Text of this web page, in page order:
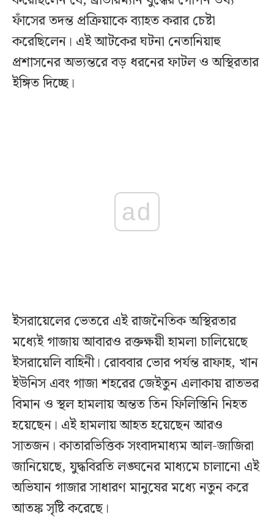
ফাঁসের তদন্ত প্রক্রিয়াকে ব্যাহত করার চেষ্টা
করেছিলেন। এই আটকের ঘটনা নেতানিয়াহু
প্রশাসনের অভ্যন্তরে বড় ধরনের ফাটল ও অস্থিরতার
ইঙ্গিত দিচ্ছে।
ad
ইসরায়েলের ভেতরে এই রাজনৈতিক অস্থিরতার
মধ্যেই গাজায় আবারও রক্তক্ষয়ী হামলা চালিয়েছে
ইসরায়েলি বাহিনী। রোববার ভোর পর্যন্ত রাফাহ, খান
ইউনিস এবং গাজা শহরের জেইতুন এলাকায় রাতভর
বিমান ও স্থল হামলায় অন্তত তিন ফিলিস্তিনি নিহত
হয়েছেন। এই হামলায় আহত হয়েছেন আরও
সাতজন। কাতারভিত্তিক সংবাদমাধ্যম আল-জাজিরা
জানিয়েছে, যুদ্ধবিরতি লঙ্ঘনের মাধ্যমে চালানো এই
অভিযান গাজার সাধারণ মানুষের মধ্যে নতুন করে
আতঙ্ক সৃষ্টি করেছে।